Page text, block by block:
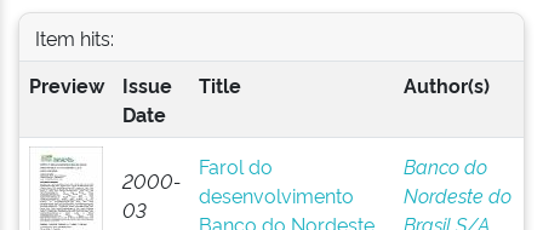
Item hits:
Preview
Issue
Date
Title Author(s)
2000-
03
Farol do
desenvolvimento
Banco do Nordeste
Banco do
Nordeste do
Brasil S/A